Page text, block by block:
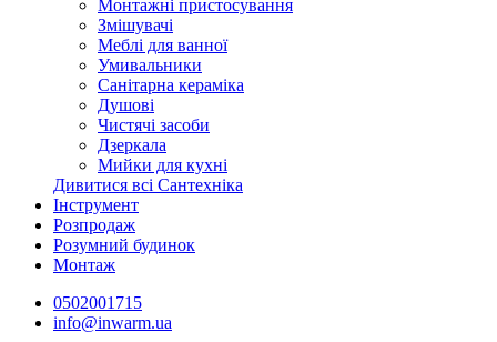
Монтажні пристосування
Змішувачі
Меблі для ванної
Умивальники
Санітарна кераміка
Душові
Чистячі засоби
Дзеркала
Мийки для кухні
Дивитися всі Сантехніка
Інструмент
Розпродаж
Розумний будинок
Монтаж
0502001715
info@inwarm.ua